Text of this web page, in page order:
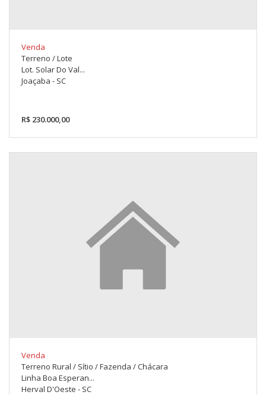
Venda
Terreno / Lote
Lot. Solar Do Val...
Joaçaba - SC
R$ 230.000,00
Venda
Terreno Rural / Sítio / Fazenda / Chácara
Linha Boa Esperan...
Herval D'Oeste - SC